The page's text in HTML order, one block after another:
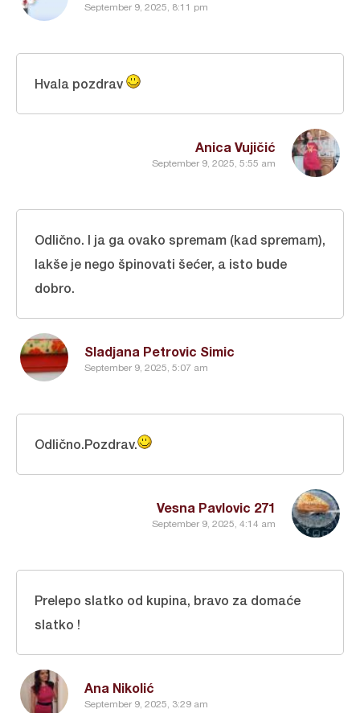
September 9, 2025, 8:11 pm
Anica Vujičić
September 9, 2025, 5:55 am
Hvala pozdrav
Sladjana Petrovic Simic
September 9, 2025, 5:07 am
Odlično. I ja ga ovako spremam (kad spremam),
lakše je nego špinovati šećer, a isto bude
dobro.
Vesna Pavlovic 271
September 9, 2025, 4:14 am
Odlično.Pozdrav.
Ana Nikolić
September 9, 2025, 3:29 am
Prelepo slatko od kupina, bravo za domaće
slatko !